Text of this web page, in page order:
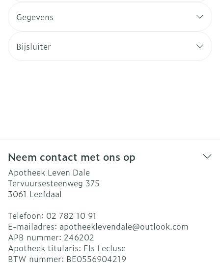
Gegevens
Bijsluiter
Neem contact met ons op
Apotheek Leven Dale
Tervuursesteenweg 375
3061 Leefdaal
Telefoon: 02 782 10 91
E-mailadres: apotheeklevendale@outlook.com
APB nummer: 246202
Apotheek titularis: Els Lecluse
BTW nummer: BE0556904219